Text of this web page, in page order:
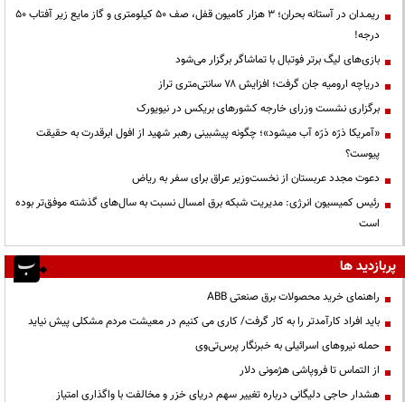
ریمـدان در آستانه بحران؛ ۳ هزار کامیون قفل، صف ۵۰ کیلومتری و گاز مایع زیر آفتاب ۵۰
درجه!
بازی‌های لیگ برتر فوتبال با تماشاگر برگزار می‌شود
دریاچه ارومیه جان گرفت؛ افزایش ۷۸ سانتی‌متری تراز
برگزاری نشست وزرای خارجه کشورهای بریکس در نیویورک
«آمریکا ذرّه ذرّه آب میشود»؛ چگونه پیشبینی رهبر شهید از افول ابرقدرت به حقیقت
پیوست؟
دعوت مجدد عربستان از نخست‌وزیر عراق برای سفر به ریاض
رئیس کمیسیون انرژی: مدیریت شبکه برق امسال نسبت به سال‌های گذشته موفق‌تر بوده
است
پربازدید ها
راهنمای خرید محصولات برق صنعتی ABB
باید افراد کارآمدتر را به کار گرفت/ کاری می کنیم در معیشت مردم مشکلی پیش نیاید
حمله نیروهای اسرائیلی به خبرنگار پرس‌تی‌وی
از التماس تا فروپاشی هژمونی دلار
هشدار حاجی دلیگانی درباره تغییر سهم دریای خزر و مخالفت با واگذاری امتیاز